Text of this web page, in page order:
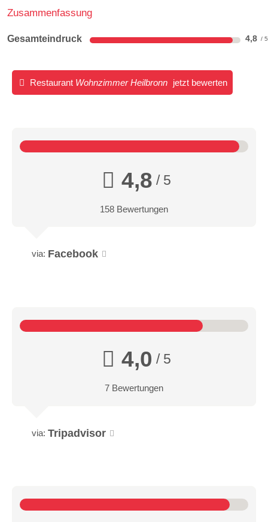
Zusammenfassung
Gesamteindruck 4,8
Restaurant Wohnzimmer Heilbronn jetzt bewerten
4,8 / 5
158 Bewertungen
via: Facebook
4,0 / 5
7 Bewertungen
via: Tripadvisor